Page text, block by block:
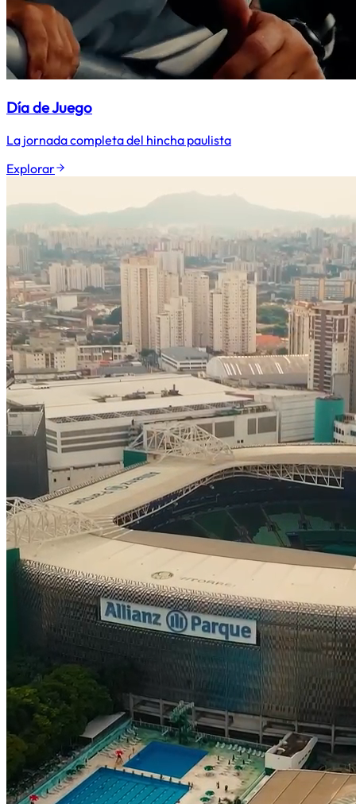
Día de Juego
La jornada completa del hincha paulista
Explorar